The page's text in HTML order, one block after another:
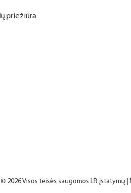
priežiūra
2026 Visos teisės saugomos LR įstatymų